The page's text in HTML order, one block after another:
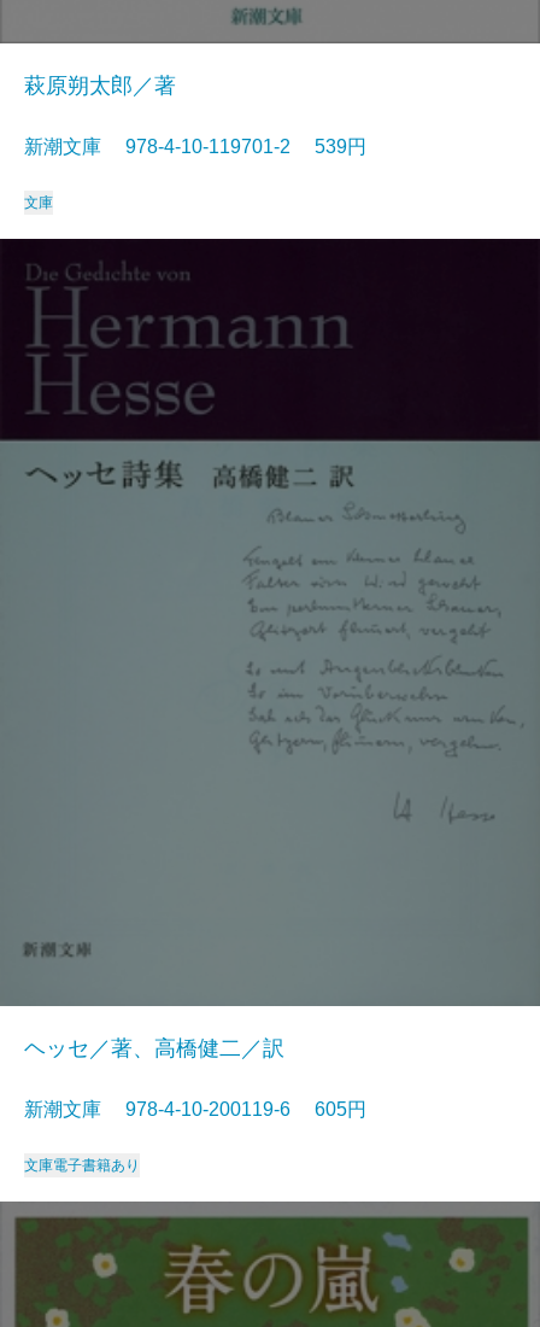
萩原朔太郎／著
新潮文庫 978-4-10-119701-2 539円
文庫
ヘッセ／著、高橋健二／訳
新潮文庫 978-4-10-200119-6 605円
文庫電子書籍あり